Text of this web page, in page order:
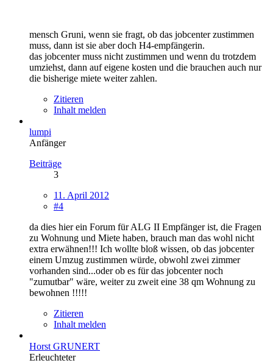
mensch Gruni, wenn sie fragt, ob das jobcenter zustimmen
muss, dann ist sie aber doch H4-empfängerin.
das jobcenter muss nicht zustimmen und wenn du trotzdem
umziehst, dann auf eigene kosten und die brauchen auch nur
die bisherige miete weiter zahlen.
Zitieren
Inhalt melden
lumpi
Anfänger
Beiträge
3
11. April 2012
#4
da dies hier ein Forum für ALG II Empfänger ist, die Fragen
zu Wohnung und Miete haben, brauch man das wohl nicht
extra erwähnen!!! Ich wollte bloß wissen, ob das jobcenter
einem Umzug zustimmen würde, obwohl zwei zimmer
vorhanden sind...oder ob es für das jobcenter noch
"zumutbar" wäre, weiter zu zweit eine 38 qm Wohnung zu
bewohnen !!!!!
Zitieren
Inhalt melden
Horst GRUNERT
Erleuchteter